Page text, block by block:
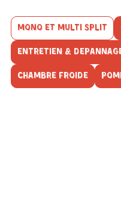
MONO ET MULTI SPLIT
ENTRETIEN &
CHAMBRE FROIDE